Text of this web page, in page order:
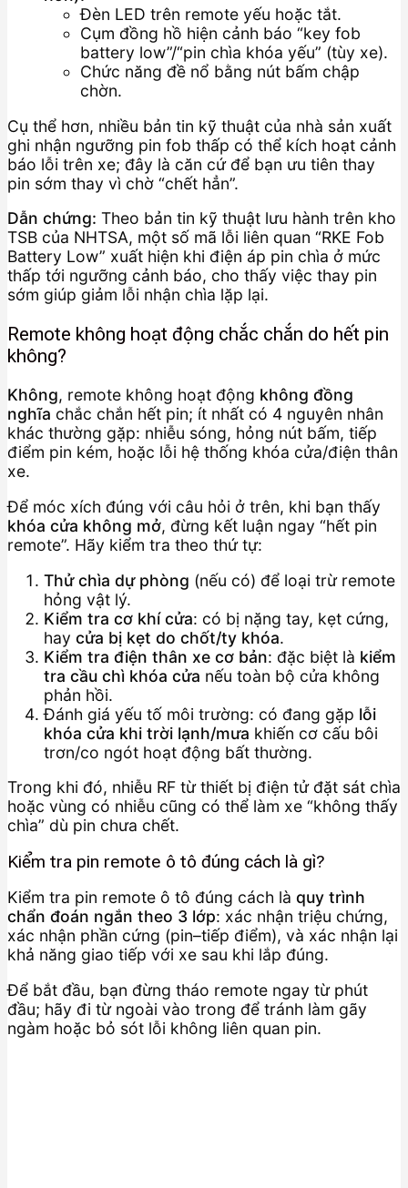
Đèn LED trên remote yếu hoặc tắt.
Cụm đồng hồ hiện cảnh báo “key fob
battery low”/“pin chìa khóa yếu” (tùy xe).
Chức năng đề nổ bằng nút bấm chập
chờn.
Cụ thể hơn, nhiều bản tin kỹ thuật của nhà sản xuất
ghi nhận ngưỡng pin fob thấp có thể kích hoạt cảnh
báo lỗi trên xe; đây là căn cứ để bạn ưu tiên thay
pin sớm thay vì chờ “chết hẳn”.
Dẫn chứng: Theo bản tin kỹ thuật lưu hành trên kho
TSB của NHTSA, một số mã lỗi liên quan “RKE Fob
Battery Low” xuất hiện khi điện áp pin chìa ở mức
thấp tới ngưỡng cảnh báo, cho thấy việc thay pin
sớm giúp giảm lỗi nhận chìa lặp lại.
Remote không hoạt động chắc chắn do hết pin
không?
Không, remote không hoạt động không đồng
nghĩa chắc chắn hết pin; ít nhất có 4 nguyên nhân
khác thường gặp: nhiễu sóng, hỏng nút bấm, tiếp
điểm pin kém, hoặc lỗi hệ thống khóa cửa/điện thân
xe.
Để móc xích đúng với câu hỏi ở trên, khi bạn thấy
khóa cửa không mở, đừng kết luận ngay “hết pin
remote”. Hãy kiểm tra theo thứ tự:
Thử chìa dự phòng (nếu có) để loại trừ remote
hỏng vật lý.
Kiểm tra cơ khí cửa: có bị nặng tay, kẹt cứng,
hay cửa bị kẹt do chốt/ty khóa.
Kiểm tra điện thân xe cơ bản: đặc biệt là kiểm
tra cầu chì khóa cửa nếu toàn bộ cửa không
phản hồi.
Đánh giá yếu tố môi trường: có đang gặp lỗi
khóa cửa khi trời lạnh/mưa khiến cơ cấu bôi
trơn/co ngót hoạt động bất thường.
Trong khi đó, nhiễu RF từ thiết bị điện tử đặt sát chìa
hoặc vùng có nhiễu cũng có thể làm xe “không thấy
chìa” dù pin chưa chết.
Kiểm tra pin remote ô tô đúng cách là gì?
Kiểm tra pin remote ô tô đúng cách là quy trình
chẩn đoán ngắn theo 3 lớp: xác nhận triệu chứng,
xác nhận phần cứng (pin–tiếp điểm), và xác nhận lại
khả năng giao tiếp với xe sau khi lắp đúng.
Để bắt đầu, bạn đừng tháo remote ngay từ phút
đầu; hãy đi từ ngoài vào trong để tránh làm gãy
ngàm hoặc bỏ sót lỗi không liên quan pin.